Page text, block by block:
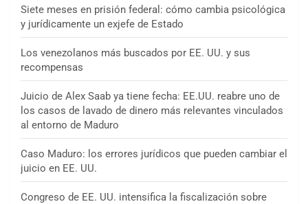
Siete meses en prisión federal: cómo cambia psicológica
y jurídicamente un exjefe de Estado
Los venezolanos más buscados por EE. UU. y sus
recompensas
Juicio de Alex Saab ya tiene fecha: EE.UU. reabre uno de
los casos de lavado de dinero más relevantes vinculados
al entorno de Maduro
Caso Maduro: los errores jurídicos que pueden cambiar el
juicio en EE. UU.
Congreso de EE. UU. intensifica la fiscalización sobre